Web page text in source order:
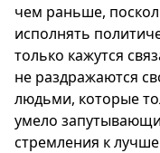
чем раньше,
исполнять
только кажутся
не раздражаются
людьми, которые
умело
стремления к